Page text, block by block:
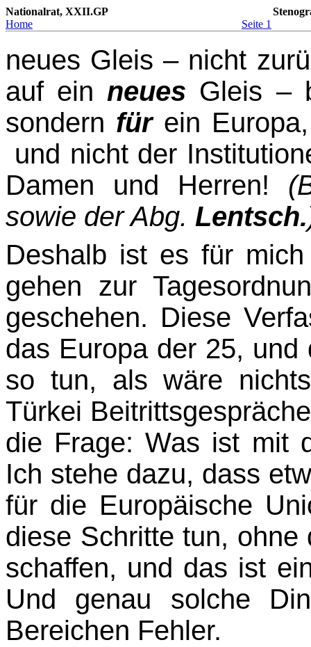
Nationalrat, XXII.GP
Home
Seite 1
neues Gleis – nicht
auf ein neues Gleis –
sondern fürein
und nicht der
Damen und Herren!
sowie der Abg. Lentsch.
Deshalb ist es für
gehen zur
geschehen. Diese
das Europa der 25,
so tun, als wäre
Türkei
die Frage: Was ist mit
Ich stehe dazu, dass
für die Europäische
diese Schritte tun, ohne
schaffen, und das ist
Und genau solche
Bereichen Fehler.